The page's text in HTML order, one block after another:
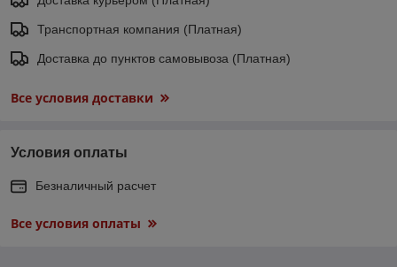
Транспортная компания (Платная)
Доставка до пунктов самовывоза (Платная)
Все условия доставки
Условия оплаты
Безналичный расчет
Все условия оплаты